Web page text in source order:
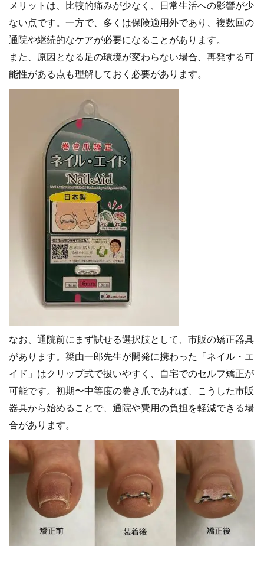
メリットは、比較的痛みが少なく、日常生活への影響が少
ない点です。一方で、多くは保険適用外であり、複数回の
通院や継続的なケアが必要になることがあります。
また、原因となる足の環境が変わらない場合、再発する可
能性がある点も理解しておく必要があります。
なお、通院前にまず試せる選択肢として、市販の矯正器具
があります。簗由一郎先生が開発に携わった「ネイル・エ
イド」はクリップ式で扱いやすく、自宅でのセルフ矯正が
可能です。初期〜中等度の巻き爪であれば、こうした市販
器具から始めることで、通院や費用の負担を軽減できる場
合があります。